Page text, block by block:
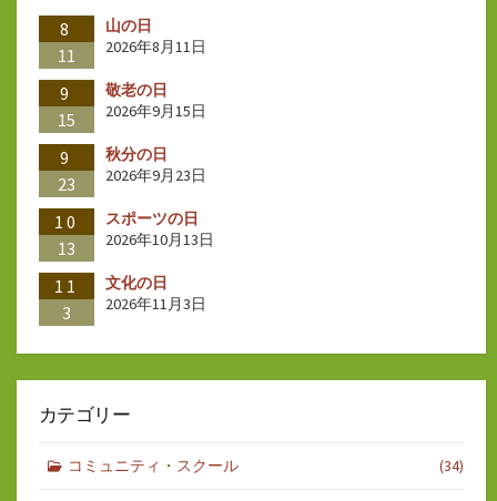
送
り
8
11
山の日
2026年8月11日
9
15
敬老の日
2026年9月15日
9
23
秋分の日
2026年9月23日
10
13
スポーツの日
2026年10月13日
11
3
文化の日
2026年11月3日
カテゴリー
コミュニティ・スクール (34)